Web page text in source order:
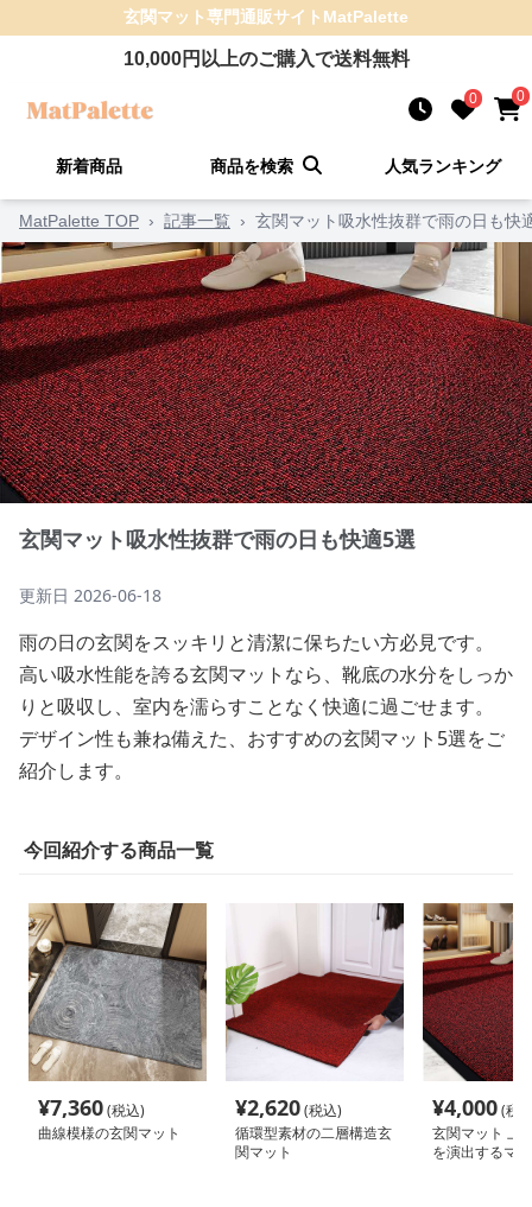
玄関マット専門通販サイト MatPalette
10,000円以上のご購入で送料無料
0 0
新着商品 商品を検索 人気ランキング
MatPalette TOP › 記事一覧 › 玄関マット吸水性抜群で雨の日も快
玄関マット吸水性抜群で雨の日も快適5選
更新日 2026-06-18
雨の日の玄関をスッキリと清潔に保ちたい方必見です。
高い吸水性能を誇る玄関マットなら、靴底の水分をしっか
りと吸収し、室内を濡らすことなく快適に過ごせます。
デザイン性も兼ね備えた、おすすめの玄関マット5選をご
紹介します。
今回紹介する商品一覧
¥7,360(税込)
曲線模様の玄関マット
¥2,620(税込)
循環型素材の二層構造玄
関マット
¥4,000(税
玄関マット 上
を演出するマ